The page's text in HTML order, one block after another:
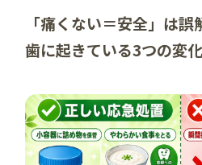
「痛くない＝安全」は
歯に起きている3つの変化